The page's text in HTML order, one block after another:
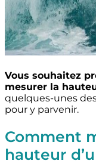
Vous souhaitez
mesurer la
quelques-unes
pour y parvenir.
Comment
hauteur